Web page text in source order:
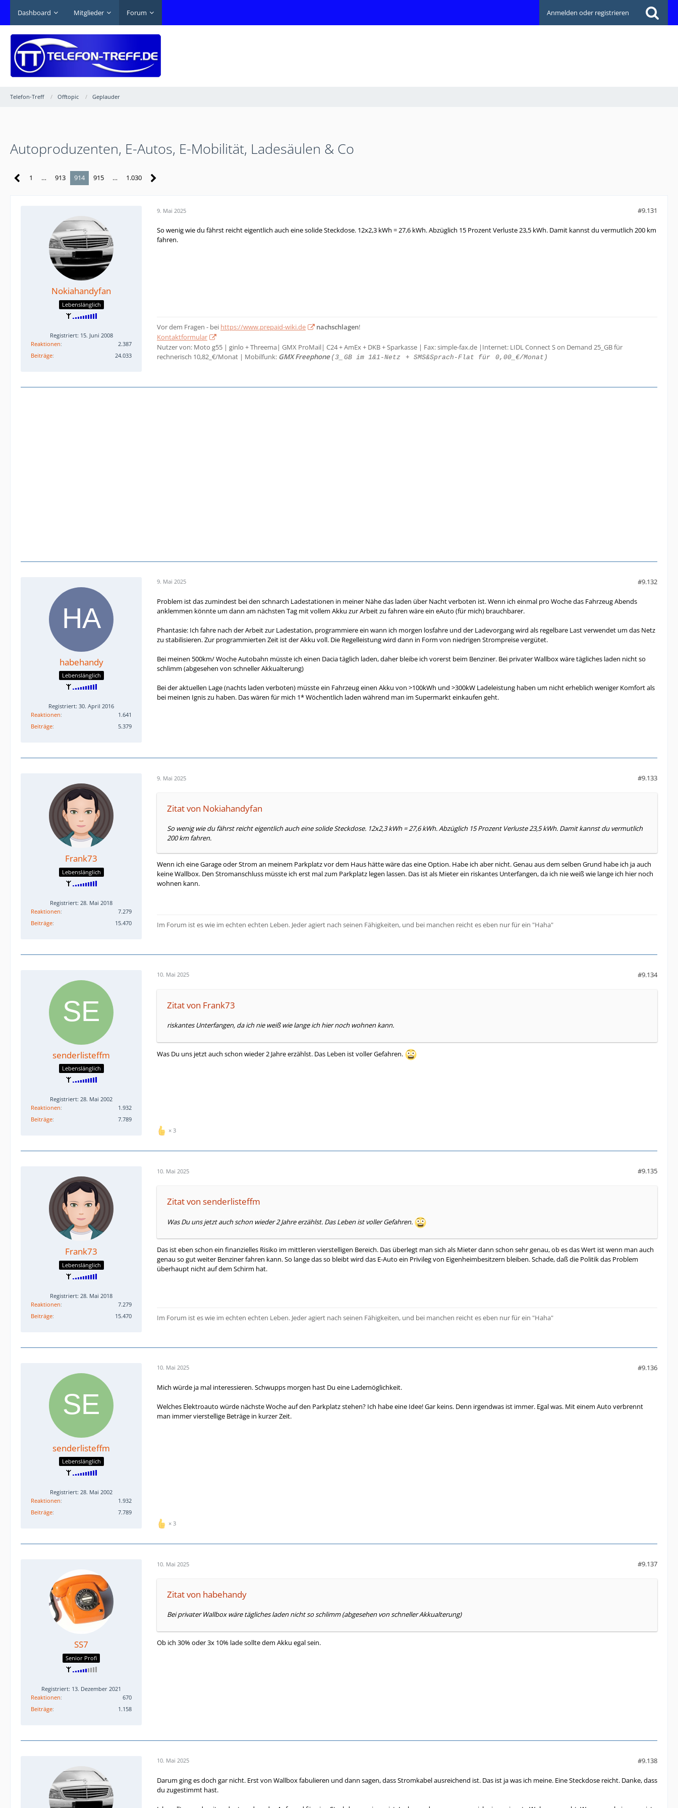
Dashboard Mitglieder Forum Anmelden oder registrieren
Telefon-Treff Offtopic Geplauder
Autoproduzenten, E-Autos, E-Mobilität, Ladesäulen & Co
1 … 913 914 915 … 1.030
Nokiahandyfan
Lebenslänglich
Registriert: 15. Juni 2008
Reaktionen
2.387
Beiträge
24.033
9. Mai 2025 #9.131
So wenig wie du fährst reicht eigentlich auch eine solide Steckdose. 12x2,3 kWh = 27,6 kWh. Abzüglich 15 Prozent Verluste 23,5 kWh. Damit kannst du vermutlich 200 km
fahren.
Vor dem Fragen - bei https://www.prepaid-wiki.de nachschlagen!
Kontaktformular
Nutzer von: Moto g55 | ginlo + Threema| GMX ProMail| C24 + AmEx + DKB + Sparkasse | Fax: simple-fax.de |Internet: LIDL Connect S on Demand 25_GB für
rechnerisch 10,82_€/Monat | Mobilfunk: GMX Freephone (3_ GB im 1&1-Netz + SMS&Sprach-Flat für 0,00_€/Monat)
habehandy
Lebenslänglich
Registriert: 30. April 2016
Reaktionen
1.641
Beiträge
5.379
9. Mai 2025 #9.132
Problem ist das zumindest bei den schnarch Ladestationen in meiner Nähe das laden über Nacht verboten ist. Wenn ich einmal pro Woche das Fahrzeug Abends
anklemmen könnte um dann am nächsten Tag mit vollem Akku zur Arbeit zu fahren wäre ein eAuto (für mich) brauchbarer.
Phantasie: Ich fahre nach der Arbeit zur Ladestation, programmiere ein wann ich morgen losfahre und der Ladevorgang wird als regelbare Last verwendet um das Netz
zu stabilisieren. Zur programmierten Zeit ist der Akku voll. Die Regelleistung wird dann in Form von niedrigen Strompreise vergütet.
Bei meinen 500km/ Woche Autobahn müsste ich einen Dacia täglich laden, daher bleibe ich vorerst beim Benziner. Bei privater Wallbox wäre tägliches laden nicht so
schlimm (abgesehen von schneller Akkualterung)
Bei der aktuellen Lage (nachts laden verboten) müsste ein Fahrzeug einen Akku von >100kWh und >300kW Ladeleistung haben um nicht erheblich weniger Komfort als
bei meinen Ignis zu haben. Das wären für mich 1* Wöchentlich laden während man im Supermarkt einkaufen geht.
Frank73
Lebenslänglich
Registriert: 28. Mai 2018
Reaktionen
7.279
Beiträge
15.470
9. Mai 2025 #9.133
Zitat von Nokiahandyfan
So wenig wie du fährst reicht eigentlich auch eine solide Steckdose. 12x2,3 kWh = 27,6 kWh. Abzüglich 15 Prozent Verluste 23,5 kWh. Damit kannst du vermutlich
200 km fahren.
Wenn ich eine Garage oder Strom an meinem Parkplatz vor dem Haus hätte wäre das eine Option. Habe ich aber nicht. Genau aus dem selben Grund habe ich ja auch
keine Wallbox. Den Stromanschluss müsste ich erst mal zum Parkplatz legen lassen. Das ist als Mieter ein riskantes Unterfangen, da ich nie weiß wie lange ich hier noch
wohnen kann.
Im Forum ist es wie im echten echten Leben. Jeder agiert nach seinen Fähigkeiten, und bei manchen reicht es eben nur für ein "Haha"
senderlisteffm
Lebenslänglich
Registriert: 28. Mai 2002
Reaktionen
1.932
Beiträge
7.789
10. Mai 2025 #9.134
Zitat von Frank73
riskantes Unterfangen, da ich nie weiß wie lange ich hier noch wohnen kann.
Was Du uns jetzt auch schon wieder 2 Jahre erzählst. Das Leben ist voller Gefahren.
3
Frank73
Lebenslänglich
Registriert: 28. Mai 2018
Reaktionen
7.279
Beiträge
15.470
10. Mai 2025 #9.135
Zitat von senderlisteffm
Was Du uns jetzt auch schon wieder 2 Jahre erzählst. Das Leben ist voller Gefahren.
Das ist eben schon ein finanzielles Risiko im mittleren vierstelligen Bereich. Das überlegt man sich als Mieter dann schon sehr genau, ob es das Wert ist wenn man auch
genau so gut weiter Benziner fahren kann. So lange das so bleibt wird das E-Auto ein Privileg von Eigenheimbesitzern bleiben. Schade, daß die Politik das Problem
überhaupt nicht auf dem Schirm hat.
Im Forum ist es wie im echten echten Leben. Jeder agiert nach seinen Fähigkeiten, und bei manchen reicht es eben nur für ein "Haha"
senderlisteffm
Lebenslänglich
Registriert: 28. Mai 2002
Reaktionen
1.932
Beiträge
7.789
10. Mai 2025 #9.136
Mich würde ja mal interessieren. Schwupps morgen hast Du eine Lademöglichkeit.
Welches Elektroauto würde nächste Woche auf den Parkplatz stehen? Ich habe eine Idee! Gar keins. Denn irgendwas ist immer. Egal was. Mit einem Auto verbrennt
man immer vierstellige Beträge in kurzer Zeit.
3
SS7
Senior Profi
Registriert: 13. Dezember 2021
Reaktionen
670
Beiträge
1.158
10. Mai 2025 #9.137
Zitat von habehandy
Bei privater Wallbox wäre tägliches laden nicht so schlimm (abgesehen von schneller Akkualterung)
Ob ich 30% oder 3x 10% lade sollte dem Akku egal sein.
10. Mai 2025 #9.138
Darum ging es doch gar nicht. Erst von Wallbox fabulieren und dann sagen, dass Stromkabel ausreichend ist. Das ist ja was ich meine. Eine Steckdose reicht. Danke, dass
du zugestimmt hast.